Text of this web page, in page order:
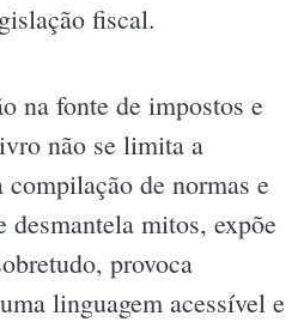
fiscal.
na fonte de impostos e
não se limita a
compilação de normas e
mitos, expõe
provoca
linguagem acessível e